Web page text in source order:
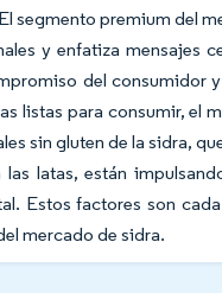
segmento premium del
y enfatiza mensajes
del consumidor
listas para consumir, el
sin gluten de la sidra,
latas, están
Estos factores son
mercado de sidra.